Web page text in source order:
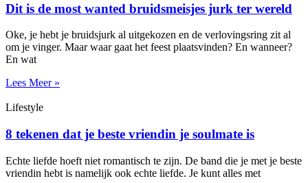
Dit is de most wanted bruidsmeisjes jurk ter wereld
Oke, je hebt je bruidsjurk al uitgekozen en de verlovingsring zit al
om je vinger. Maar waar gaat het feest plaatsvinden? En wanneer?
En wat
Lees Meer »
Lifestyle
8 tekenen dat je beste vriendin je soulmate is
Echte liefde hoeft niet romantisch te zijn. De band die je met je beste
vriendin hebt is namelijk ook echte liefde. Je kunt alles met